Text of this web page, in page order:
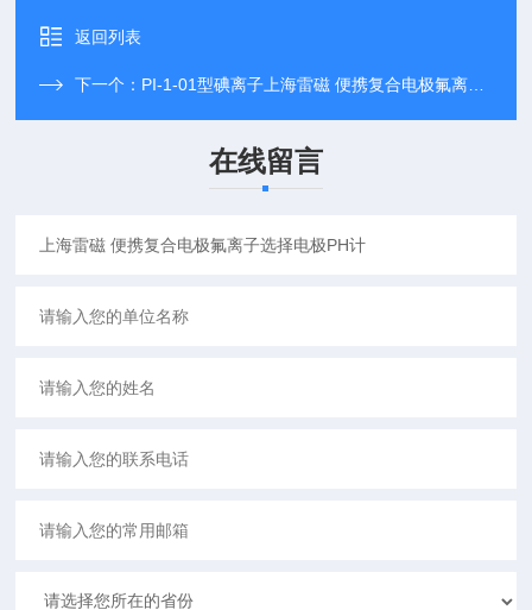
返回列表
下一个： PI-1-01型碘离子上海雷磁 便携复合电极氟离子选择电极PH计
在线留言